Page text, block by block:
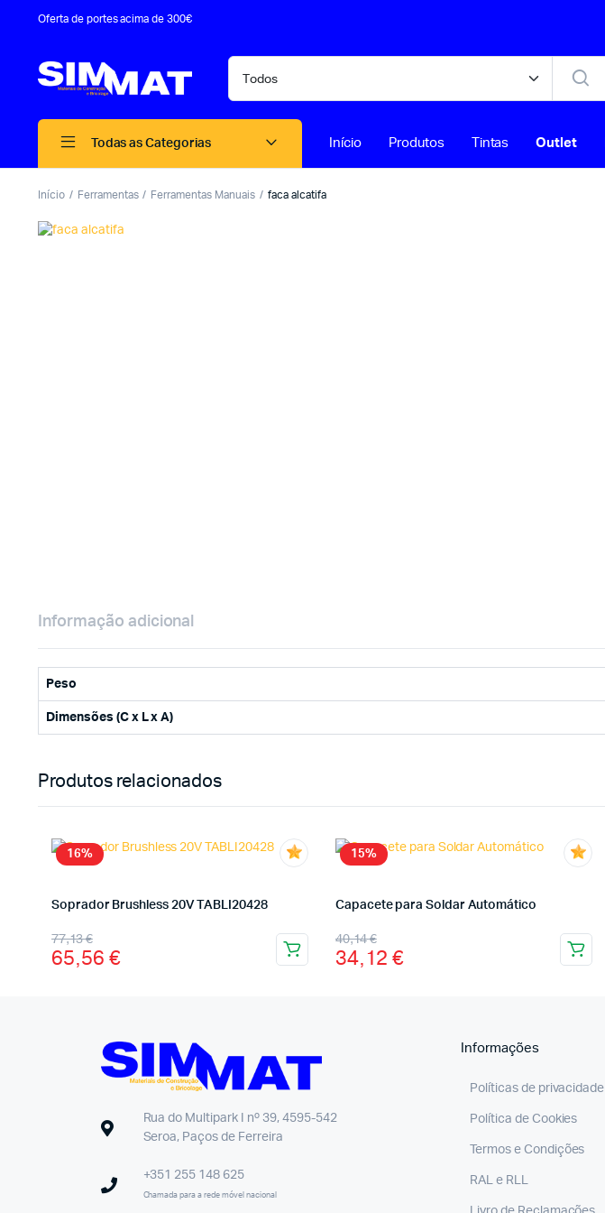
Oferta de portes acima de 300€
Todas as Categorias Início Produtos Tintas Outlet
Início Ferramentas Ferramentas Manuais faca alcatifa
Informação adicional
Peso
Dimensões (C x L x A)
Produtos relacionados
16%
Soprador Brushless 20V TABLI20428
77,13€
65,56 €
15%
Capacete para Soldar Automático
40,14€
34,12 €
Rua do Multipark I nº 39, 4595-542
Seroa, Paços de Ferreira
+351 255 148 625
Chamada para a rede móvel nacional
Informações
Políticas de privacidade
Política de Cookies
Termos e Condições
RAL e RLL